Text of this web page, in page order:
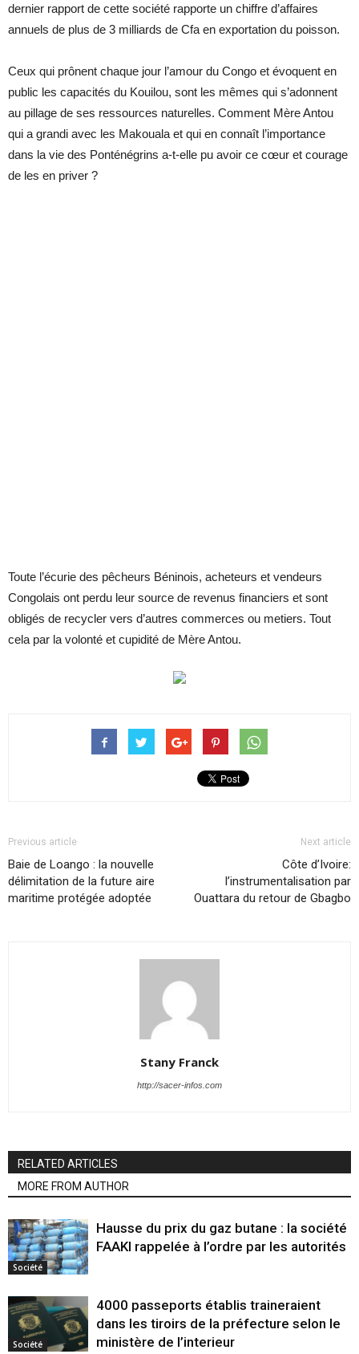
dernier rapport de cette société rapporte un chiffre d’affaires
annuels de plus de 3 milliards de Cfa en exportation du poisson.
Ceux qui prônent chaque jour l’amour du Congo et évoquent en
public les capacités du Kouilou, sont les mêmes qui s’adonnent
au pillage de ses ressources naturelles. Comment Mère Antou
qui a grandi avec les Makouala et qui en connaît l’importance
dans la vie des Ponténégrins a-t-elle pu avoir ce cœur et courage
de les en priver ?
Toute l’écurie des pêcheurs Béninois, acheteurs et vendeurs
Congolais ont perdu leur source de revenus financiers et sont
obligés de recycler vers d’autres commerces ou metiers. Tout
cela par la volonté et cupidité de Mère Antou.
Previous article
Baie de Loango : la nouvelle
délimitation de la future aire
maritime protégée adoptée
Next article
Côte d’Ivoire:
l’instrumentalisation par
Ouattara du retour de Gbagbo
Stany Franck
http://sacer-infos.com
RELATED ARTICLES
MORE FROM AUTHOR
Société
Hausse du prix du gaz butane : la société
FAAKI rappelée à l’ordre par les autorités
Société
4000 passeports établis traineraient
dans les tiroirs de la préfecture selon le
ministère de l’interieur